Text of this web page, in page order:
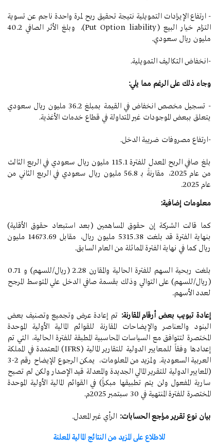
- ارتفاع الإيرادات التمويلية نتيجة تحقيق ربح لمرة واحدة ناجم عن تسوية
التزام خيار البيع (Put Option liability)، وبلغ الأثر الصافي 40.2
مليون ريال سعودي.
-انخفاض التكاليف التمويلية.
وجاء ذلك على الرغم مما يلي:
- تسجيل مخصص انخفاض في القيمة بمبلغ 36.2 مليون ريال سعودي
يتعلق ببعض الموجودات غير المتداولة في قطاع خدمات الأغذية.
-ارتفاع مصروفات ضريبة الدخل.
بلغ صافي الربح المعدل للفترة 115.1 مليون ريال سعودي في الربع الثالث
من عام 2025، مقارنةً بـ 56.8 مليون ريال سعودي في الربع الثاني من
عام 2025.
معلومات إضافية:
كما قالت الشركة إن حقوق المساهمين (بعد استبعاد حقوق الأقلية)
بنهاية الفترة قد بلغت 5315.38 مليون ريال، مقابل 14673.69 مليون
ريال كما في نهاية الفترة المماثلة من العام السابق.
بلغت ربحية السهم للفترة الحالية والمقارن 2.28 (ريال/للسهم) و 0.71
(ريال/للسهم) على التوالي وذلك بقسمة صافي الدخل علي المتوسط المرجح
لعدد الأسهم.
إعادة تبويب بعض أرقام المقارنة: تم إعادة عرض وتجميع وتصنيف بعض
البنود والعناصر والإيضاحات المقارنة للقوائم المالية الأولية الموحدة
المختصرة لتتوافق مع السياسات المحاسبية المطبقة للفترة الحالية، التي تم
إعدادها وفقاً للمعايير الدولية للتقارير المالية (IFRS) المعتمدة في المملكة
العربية السعودية. ولمزيد من المعلومات، يمكن الرجوع للإيضاح رقم 2-3
(المعايير الدولية للتقرير المالي الجديدة والمعدلة قيد الإصدار ولكن لم تصبح
سارية المفعول ولن يتم تطبيقها مبكراً) في القوائم المالية الأولية الموحدة
المختصرة للفترة المنتهية في 30 سبتمبر 2025م.
بيان نوع تقرير مراجع الحسابات: الرأي غير المعدل.
للاطلاع على المزيد من النتائج المالية المعلنة